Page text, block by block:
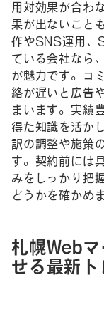
用対効果が合わ
果が出ないこと
作やSNS運用、
ている会社なら
が魅力です。コ
絡が遅いと広告
まいます。実績
得た知識を活か
訳の調整や施策
す。契約前には
みをしっかり把
どうかを確かめ
札幌Webマ
せる最新ト